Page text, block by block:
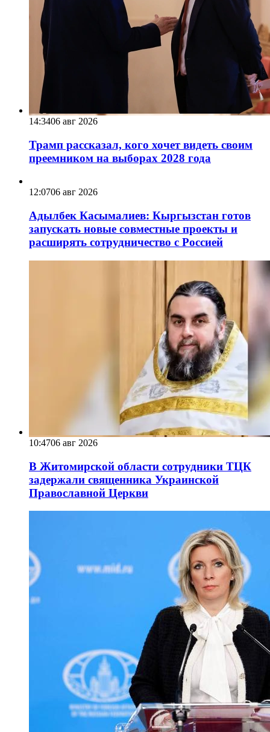
14:3406 авг 2026
Трамп рассказал, кого хочет видеть своим
преемником на выборах 2028 года
12:0706 авг 2026
Адылбек Касымалиев: Кыргызстан готов
запускать новые совместные проекты и
расширять сотрудничество с Россией
10:4706 авг 2026
В Житомирской области сотрудники ТЦК
задержали священника Украинской
Православной Церкви